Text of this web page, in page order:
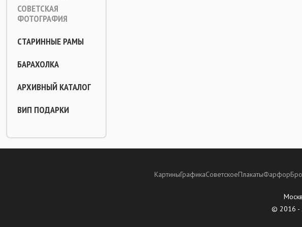
СОВЕТСКАЯ
ФОТОГРАФИЯ
СТАРИННЫЕ РАМЫ
БАРАХОЛКА
АРХИВНЫЙ КАТАЛОГ
ВИП ПОДАРКИ
КартиныГрафикаСоветскоеПлакатыФарфор
© 2016 -